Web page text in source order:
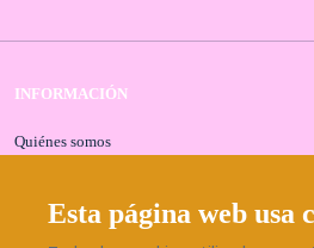
INFORMACIÓN
Quiénes somos
Política de privacidad
Esta página web usa